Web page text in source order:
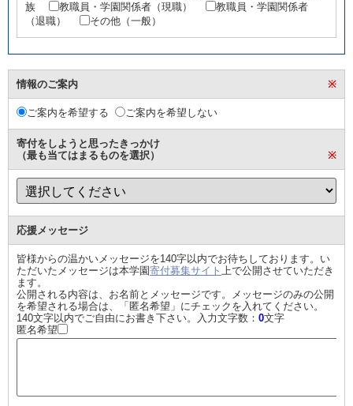
族
教職員・学園関係者（現職）
教職員・学園関係者
（退職）
その他（一般）
情報のご案内 ※
ご案内を希望する ご案内を希望しない
寄付をしようと思ったきっかけ
（最も当てはまるものを選択）
※
応援メッセージ
皆様からの温かいメッセージを140字以内でお待ちしております。い
ただいたメッセージは本学園寄付募集サイト 上で公開させていただき
ます。
公開される内容は、お名前とメッセージです。メッセージのみの公開
を希望される場合は、「匿名希望」にチェックを入れてください。
140文字以内でご自由にお書き下さい。入力文字数： 0文字
匿名希望